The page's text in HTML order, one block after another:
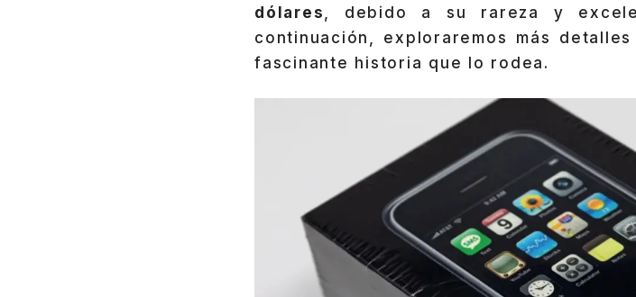
dólares
, debido a su rareza y
continuación, exploraremos más
fascinante historia que lo rodea.